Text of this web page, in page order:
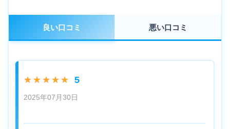
良い口コミ 悪い口コミ
★★★★★ 5
2025年07月30日